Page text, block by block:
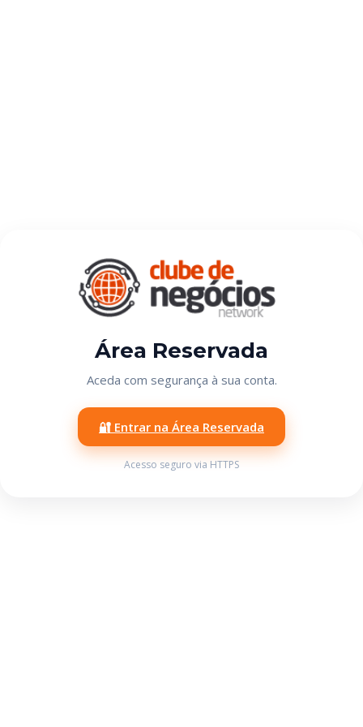
Área Reservada
Aceda com segurança à sua conta.
🔐 Entrar na Área Reservada
Acesso seguro via HTTPS